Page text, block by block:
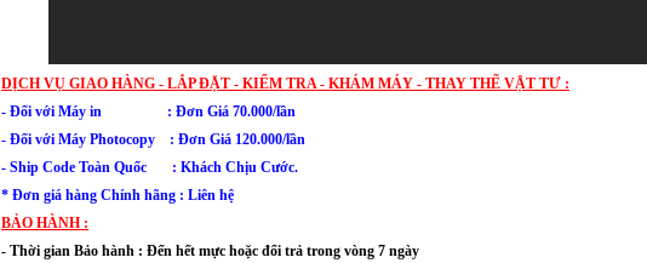
DỊCH VỤ GIAO HÀNG - LẮP ĐẶT - KIỂM TRA - KHÁM MÁY - THAY THẾ VẬT TƯ :
- Đối với Máy in : Đơn Giá 70.000/lần
- Đối với Máy Photocopy : Đơn Giá 120.000/lần
- Ship Code Toàn Quốc : Khách Chịu Cước.
* Đơn giá hàng Chính hãng : Liên hệ
BẢO HÀNH :
- Thời gian Bảo hành : Đến hết mực hoặc đổi trả trong vòng 7 ngày